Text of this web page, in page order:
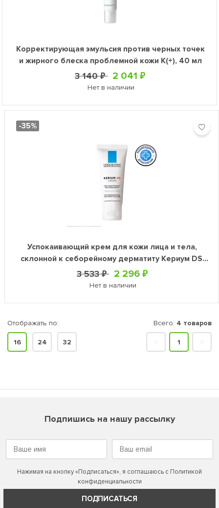
Корректирующая эмульсия против черных точек
и жирного блеска проблемной кожи К(+), 40 мл
3 140 ₽ 2 041 ₽
Нет в наличии
-35%
Успокаивающий крем для кожи лица и тела,
склонной к себорейному дерматиту Кериум DS,
40 мл
3 533 ₽ 2 296 ₽
Нет в наличии
Отображать по:
16 24 32
Всего: 4 товаров
1
Подпишись на нашу рассылку
Нажимая на кнопку «Подписаться», я соглашаюсь с Политикой
конфиденциальности
ПОДПИСАТЬСЯ